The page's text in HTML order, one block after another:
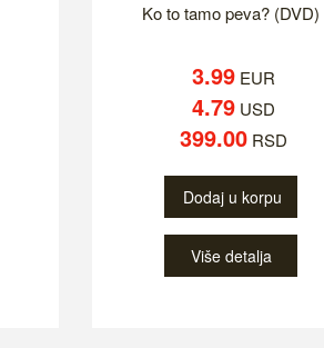
Ko to tamo peva? (DVD)
3.99 EUR
4.79 USD
399.00 RSD
Dodaj u korpu
Više detalja